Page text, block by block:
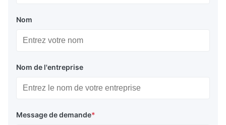
Nom
Nom de l'entreprise
Message de demande*